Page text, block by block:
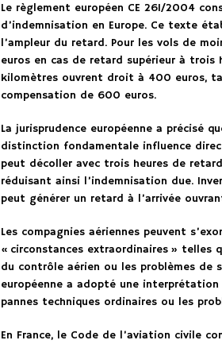
Le règlement européen CE 261/2004
d’indemnisation en Europe. Ce texte
l’ampleur du retard. Pour les vols de
euros en cas de retard supérieur à
kilomètres ouvrent droit à 400 euros,
compensation de 600 euros.
La jurisprudence européenne a précisé
distinction fondamentale influence
peut décoller avec trois heures de
réduisant ainsi l’indemnisation due.
peut générer un retard à l’arrivée
Les compagnies aériennes peuvent
« circonstances extraordinaires » telles
du contrôle aérien ou les problèmes de
européenne a adopté une
pannes techniques ordinaires ou les
En France, le Code de l’aviation civile